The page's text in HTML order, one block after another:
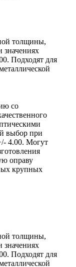
толщины,
Подходят для
со
выбор при
4.00. Могут
оправу
крупных
толщины,
Подходят для